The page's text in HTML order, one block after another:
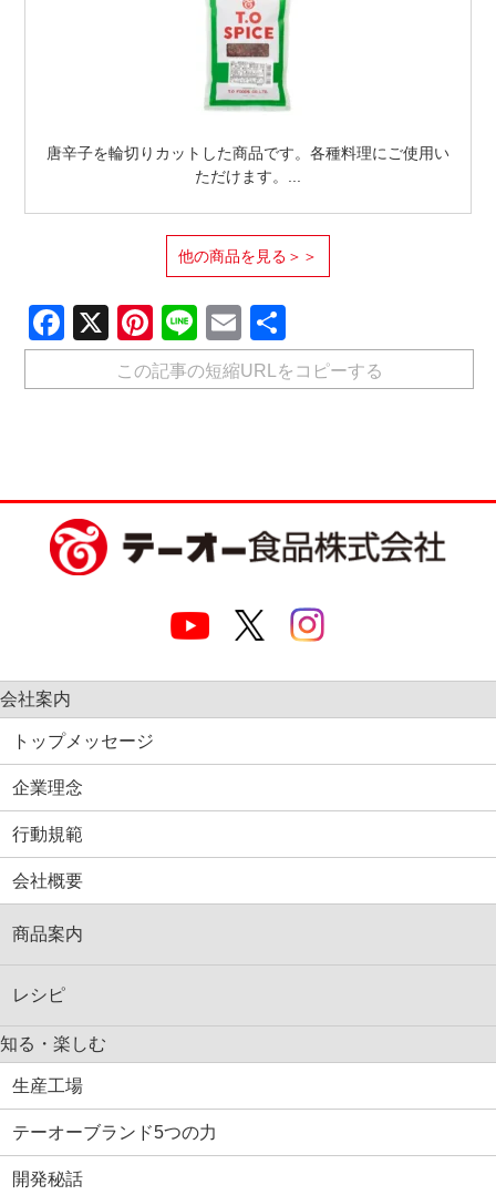
唐辛子を輪切りカットした商品です。各種料理にご使用い
ただけます。...
他の商品を見る＞＞
Facebook
X Pinterest
LineEmail
有
この記事の短縮URLをコピーする
会社案内
トップメッセージ
企業理念
行動規範
会社概要
商品案内
レシピ
知る・楽しむ
生産工場
テーオーブランド5つの力
開発秘話